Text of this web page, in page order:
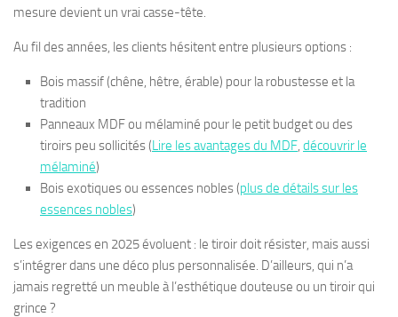
mesure devient un vrai casse-tête.
Au fil des années, les clients hésitent entre plusieurs options :
Bois massif (chêne, hêtre, érable) pour la robustesse et la
tradition
Panneaux MDF ou mélaminé pour le petit budget ou des
tiroirs peu sollicités (Lire les avantages du MDF, découvrir le
mélaminé)
Bois exotiques ou essences nobles (plus de détails sur les
essences nobles)
Les exigences en 2025 évoluent : le tiroir doit résister, mais aussi
s’intégrer dans une déco plus personnalisée. D’ailleurs, qui n’a
jamais regretté un meuble à l’esthétique douteuse ou un tiroir qui
grince ?